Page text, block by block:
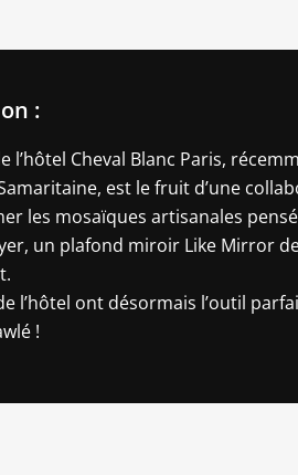
:
l’hôtel Cheval Blanc Paris,
est le fruit d’une
les mosaïques artisanales
un plafond miroir Like Mirror
l’hôtel ont désormais l’outil
!